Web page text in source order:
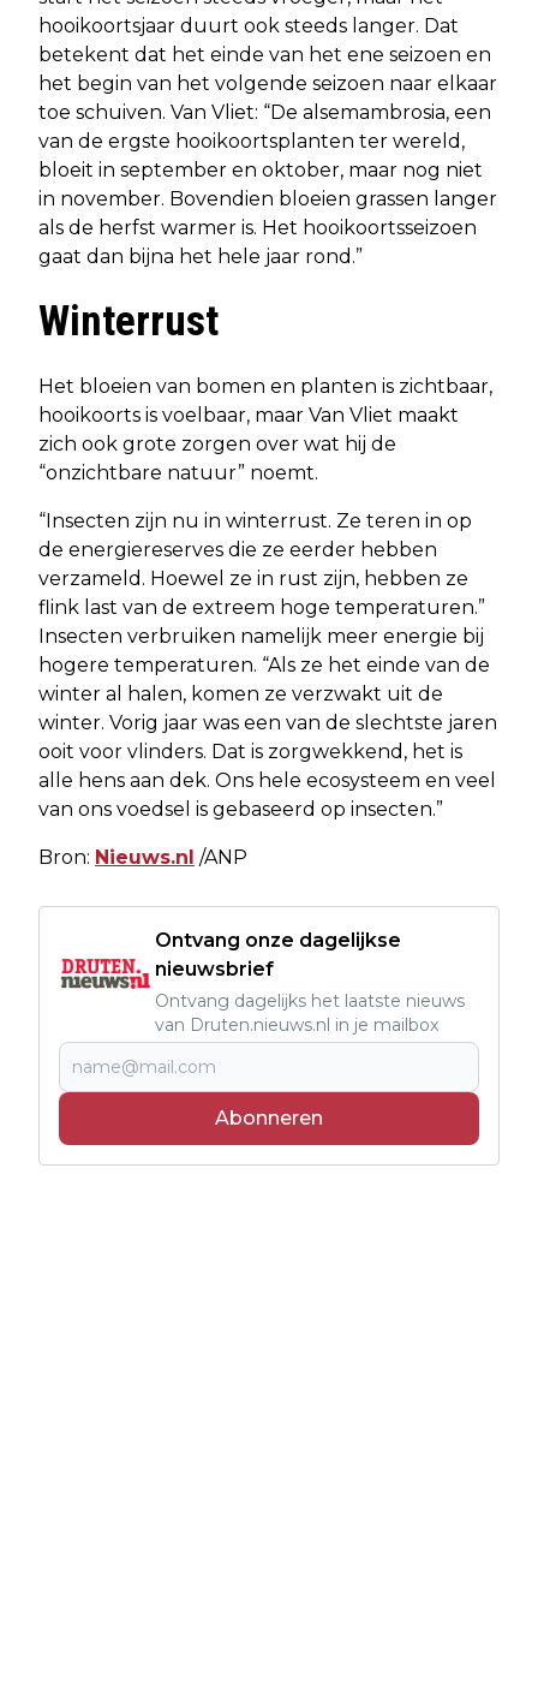
hooikoortsjaar duurt ook steeds langer. Dat
betekent dat het einde van het ene seizoen en
het begin van het volgende seizoen naar elkaar
toe schuiven. Van Vliet: “De alsemambrosia, een
van de ergste hooikoortsplanten ter wereld,
bloeit in september en oktober, maar nog niet
in november. Bovendien bloeien grassen langer
als de herfst warmer is. Het hooikoortsseizoen
gaat dan bijna het hele jaar rond.”
Winterrust
Het bloeien van bomen en planten is zichtbaar,
hooikoorts is voelbaar, maar Van Vliet maakt
zich ook grote zorgen over wat hij de
“onzichtbare natuur” noemt.
“Insecten zijn nu in winterrust. Ze teren in op
de energiereserves die ze eerder hebben
verzameld. Hoewel ze in rust zijn, hebben ze
flink last van de extreem hoge temperaturen.”
Insecten verbruiken namelijk meer energie bij
hogere temperaturen. “Als ze het einde van de
winter al halen, komen ze verzwakt uit de
winter. Vorig jaar was een van de slechtste jaren
ooit voor vlinders. Dat is zorgwekkend, het is
alle hens aan dek. Ons hele ecosysteem en veel
van ons voedsel is gebaseerd op insecten.”
Bron: Nieuws.nl /ANP
Ontvang onze dagelijkse
nieuwsbrief
Ontvang dagelijks het laatste nieuws
van Druten.nieuws.nl in je mailbox
Abonneren